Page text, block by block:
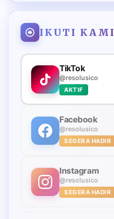
IKUTI KAMI
TikTok
@resolusico
AKTIF
Facebook
@resolusico
SEGERA HADIR
Instagram
@resolusico
SEGERA HADIR